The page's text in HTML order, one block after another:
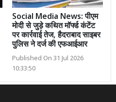
Social Media News: पीएम
मोदी से जुड़े कथित मॉर्फ्ड कंटेंट
पर कार्रवाई तेज, हैदराबाद साइबर
पुलिस ने दर्ज की एफआईआर
Published On 31 Jul 2026
10:33:50